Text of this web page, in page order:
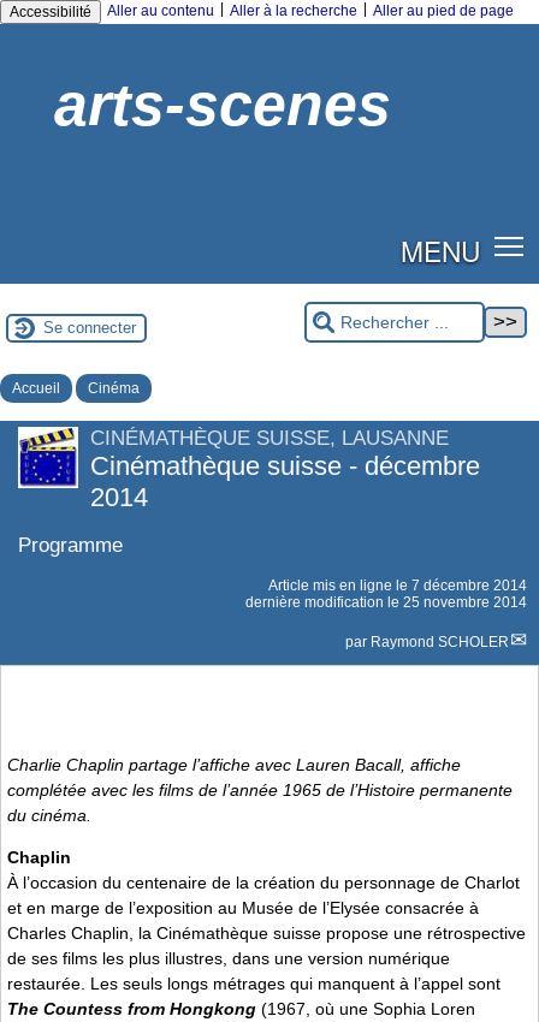
Accessibilité Aller au contenu Aller à la recherche Aller au pied de page
arts-scenes
MENU
Se connecter
Accueil Cinéma
CINÉMATHÈQUE SUISSE, LAUSANNE
Cinémathèque suisse - décembre
2014
Programme
Article mis en ligne le 7 décembre 2014
dernière modification le 25 novembre 2014
par Raymond SCHOLER
Charlie Chaplin partage l’affiche avec Lauren Bacall, affiche
complétée avec les films de l’année 1965 de l’Histoire permanente
du cinéma.
Chaplin
À l’occasion du centenaire de la création du personnage de Charlot
et en marge de l’exposition au Musée de l’Elysée consacrée à
Charles Chaplin, la Cinémathèque suisse propose une rétrospective
de ses films les plus illustres, dans une version numérique
restaurée. Les seuls longs métrages qui manquent à l’appel sont
The Countess from Hongkong (1967, où une Sophia Loren